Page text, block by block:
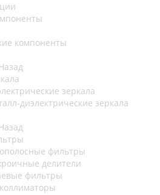
компоненты
зеркала
диэлектрические зеркала
фильтры
делители
фильтры